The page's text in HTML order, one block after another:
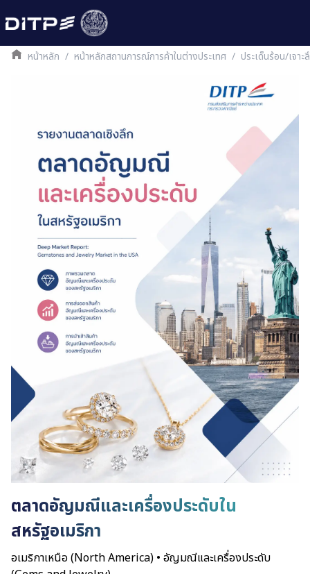
หน้าหลัก / หน้าหลักสถานการณ์การค้าในต่างประเทศ / ประเด็นร้อน/เจา
ตลาดอัญมณีและเครื่องประดับใน
สหรัฐอเมริกา
อเมริกาเหนือ (North America) • อัญมณีและเครื่องประดับ